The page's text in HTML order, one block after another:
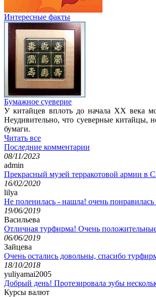
Интересные факты
Бумажное суеверие
У китайцев вплоть до начала XX века
Неудивительно, что суеверные китайцы,
бумаги.
Читать все
Последние комментарии
08/11/2023
admin
Прекрасный музей терракотовой армии в
16/02/2020
lilya
Не поленилась - нашла! очень понравилась
19/06/2019
Васильева
Отличная турфирма! Очень
06/06/2019
Зайцева
Очень остались довольны, спасибо
18/10/2018
yuliyamai2005
Добрый день! Протезировала зубы
Курсы валют